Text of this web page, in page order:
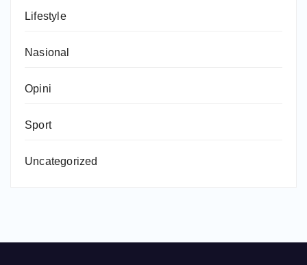
Lifestyle
Nasional
Opini
Sport
Uncategorized